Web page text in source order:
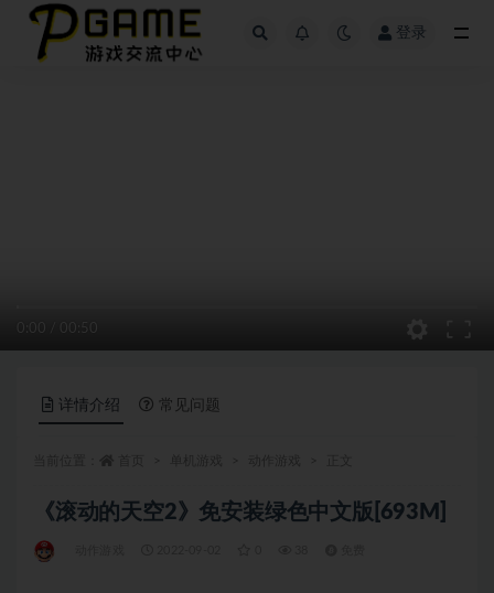
登录
0:00 00:50
详情介绍 常见问题
《滚动的天空2》免安装绿色中文版[693M]
全部